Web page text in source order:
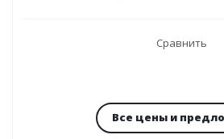
Сравнить
Все цены и